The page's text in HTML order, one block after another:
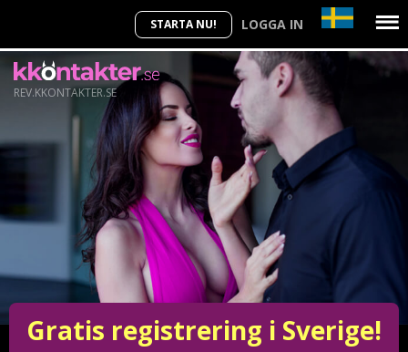
STARTA NU! LOGGA IN
REV.KKONTAKTER.SE
Gratis registrering i Sverige!